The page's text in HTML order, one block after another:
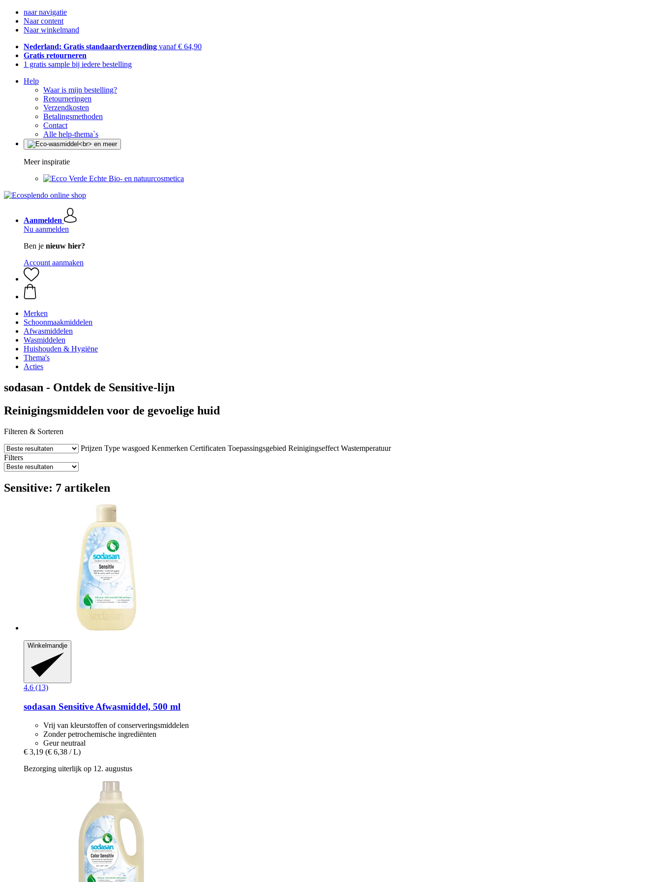
naar navigatie
Naar content
Naar winkelmand
Nederland: Gratis standaardverzending vanaf € 64,90
Gratis retourneren
1 gratis sample bij iedere bestelling
Help
Waar is mijn bestelling?
Retourneringen
Verzendkosten
Betalingsmethoden
Contact
Alle help-thema`s
Meer inspiratie
Echte Bio- en natuurcosmetica
Aanmelden
Nu aanmelden
Ben je nieuw hier?
Account aanmaken
Merken
Schoonmaakmiddelen
Afwasmiddelen
Wasmiddelen
Huishouden & Hygiëne
Thema's
Acties
sodasan - Ontdek de Sensitive-lijn
Reinigingsmiddelen voor de gevoelige huid
Filteren & Sorteren
Prijzen Type wasgoed Kenmerken Certificaten Toepassingsgebied Reinigingseffect Wastemperatuur
Filters
Sensitive: 7 artikelen
Winkelmandje
4.6 (13)
sodasan Sensitive Afwasmiddel, 500 ml
Vrij van kleurstoffen of conserveringsmiddelen
Zonder petrochemische ingrediënten
Geur neutraal
€ 3,19 (€ 6,38 / L)
Bezorging uiterlijk op 12. augustus